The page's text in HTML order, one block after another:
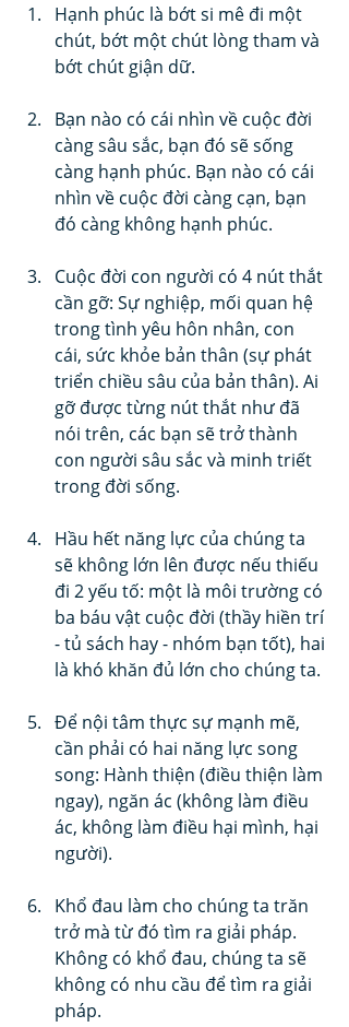
Hạnh phúc là bớt si mê đi một
chút, bớt một chút lòng tham và
bớt chút giận dữ.
Bạn nào có cái nhìn về cuộc đời
càng sâu sắc, bạn đó sẽ sống
càng hạnh phúc. Bạn nào có cái
nhìn về cuộc đời càng cạn, bạn
đó càng không hạnh phúc.
Cuộc đời con người có 4 nút thắt
cần gỡ: Sự nghiệp, mối quan hệ
trong tình yêu hôn nhân, con
cái, sức khỏe bản thân (sự phát
triển chiều sâu của bản thân). Ai
gỡ được từng nút thắt như đã
nói trên, các bạn sẽ trở thành
con người sâu sắc và minh triết
trong đời sống.
Hầu hết năng lực của chúng ta
sẽ không lớn lên được nếu thiếu
đi 2 yếu tố: một là môi trường có
ba báu vật cuộc đời (thầy hiền trí
- tủ sách hay - nhóm bạn tốt), hai
là khó khăn đủ lớn cho chúng ta.
Để nội tâm thực sự mạnh mẽ,
cần phải có hai năng lực song
song: Hành thiện (điều thiện làm
ngay), ngăn ác (không làm điều
ác, không làm điều hại mình, hại
người).
Khổ đau làm cho chúng ta trăn
trở mà từ đó tìm ra giải pháp.
Không có khổ đau, chúng ta sẽ
không có nhu cầu để tìm ra giải
pháp.